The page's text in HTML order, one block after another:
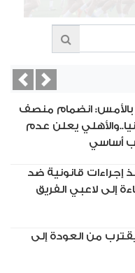
بالأمس: انضمام منصف
يعلن عدم
أساسي
إجراءات قانونية ضد
إلى لاعبي الفريق
من العودة إلى
Next